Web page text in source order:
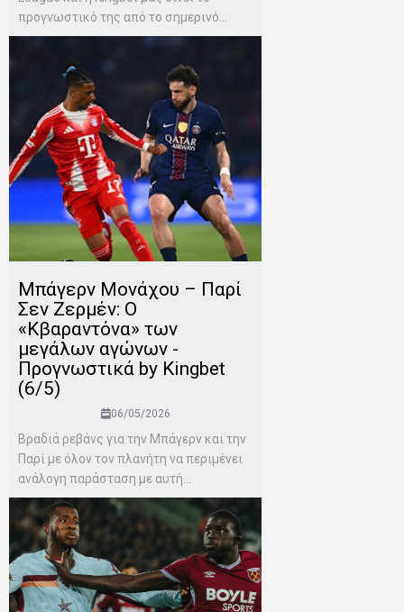
προγνωστικό της από το σημερινό...
Μπάγερν Μονάχου – Παρί
Σεν Ζερμέν: Ο
«Κβαραντόνα» των
μεγάλων αγώνων -
Προγνωστικά by Kingbet
(6/5)
06/05/2026
Βραδιά ρεβάνς για την Μπάγερν και την
Παρί με όλον τον πλανήτη να περιμένει
ανάλογη παράσταση με αυτή...